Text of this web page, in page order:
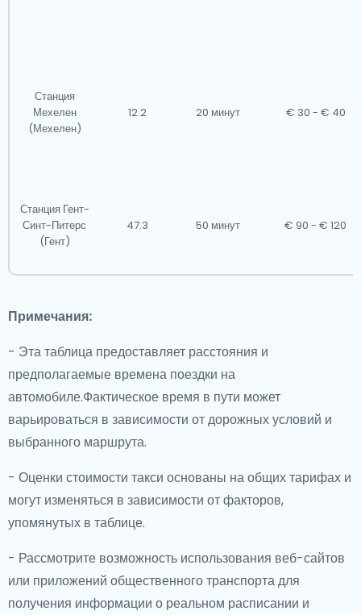
Станция
Мехелен
(Мехелен)
12.2 20 минут € 30 - € 40
Станция Гент-
Синт-Питерс
(Гент)
47.3 50 минут € 90 - € 120
Примечания:
- Эта таблица предоставляет расстояния и
предполагаемые времена поездки на
автомобиле.Фактическое время в пути может
варьироваться в зависимости от дорожных условий и
выбранного маршрута.
- Оценки стоимости такси основаны на общих тарифах и
могут изменяться в зависимости от факторов,
упомянутых в таблице.
- Рассмотрите возможность использования веб-сайтов
или приложений общественного транспорта для
получения информации о реальном расписании и